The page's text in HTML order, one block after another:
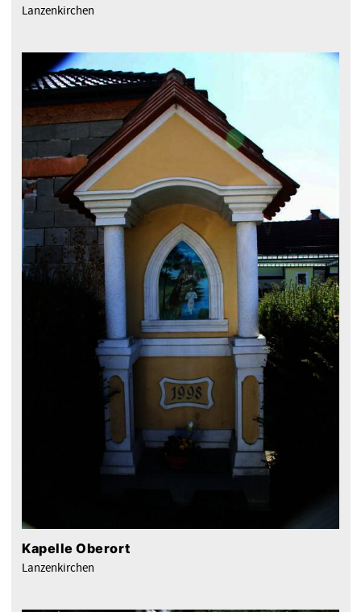
Lanzenkirchen
Kapelle Oberort
Lanzenkirchen